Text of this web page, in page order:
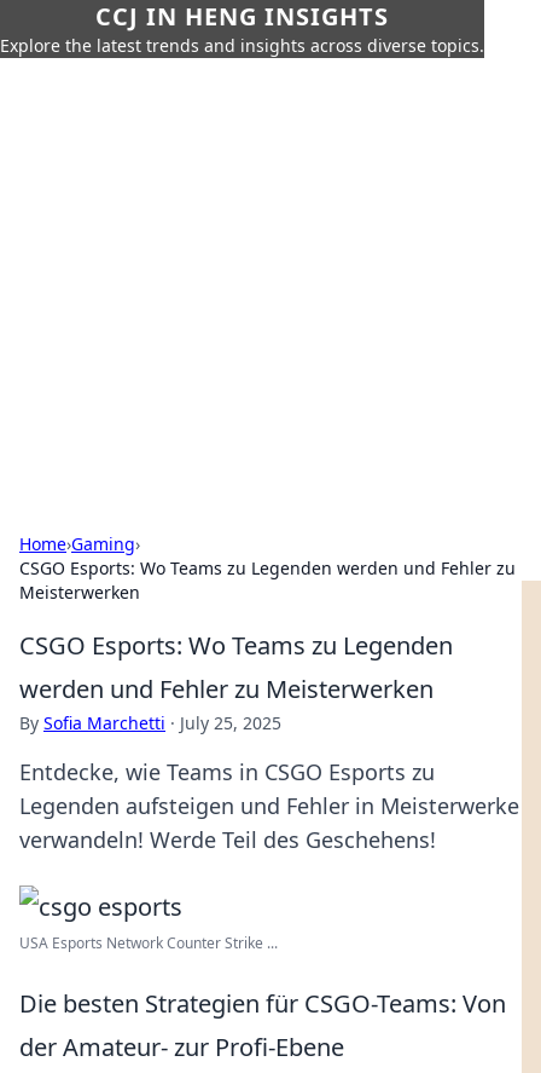
CCJ IN HENG INSIGHTS
Explore the latest trends and insights across diverse topics.
Home›Gaming›
CSGO Esports: Wo Teams zu Legenden werden und Fehler zu
Meisterwerken
CSGO Esports: Wo Teams zu Legenden
werden und Fehler zu Meisterwerken
By Sofia Marchetti · July 25, 2025
Entdecke, wie Teams in CSGO Esports zu
Legenden aufsteigen und Fehler in Meisterwerke
verwandeln! Werde Teil des Geschehens!
USA Esports Network Counter Strike ...
Die besten Strategien für CSGO-Teams: Von
der Amateur- zur Profi-Ebene